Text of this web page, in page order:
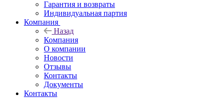
Гарантия и возвраты
Индивидуальная партия
Компания
Назад
Компания
О компании
Новости
Отзывы
Контакты
Документы
Контакты